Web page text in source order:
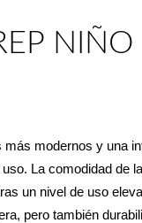
NIÑO
más modernos y una
La comodidad de la
un nivel de uso
pero también